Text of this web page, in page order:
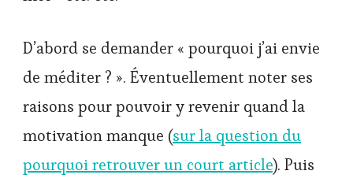
D’abord se demander « pourquoi j’ai envie
de méditer ? ». Éventuellement noter ses
raisons pour pouvoir y revenir quand la
motivation manque (sur la question du
pourquoi retrouver un court article). Puis